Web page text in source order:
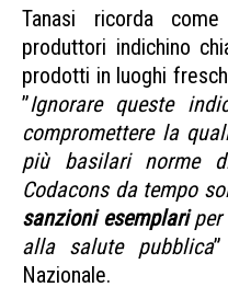
Tanasi ricorda
produttori indichino
prodotti in luoghi
”Ignorare queste
compromettere la
più basilari norme
Codacons da tempo
sanzioni esemplariper
alla salute pubblica
Nazionale.